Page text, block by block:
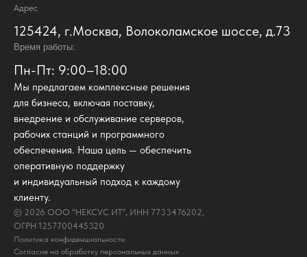
Адрес
125424, г.Москва, Волоколамское шоссе, д.73
Время работы:
Пн-Пт: 9:00–18:00
Мы предлагаем комплексные решения
для бизнеса, включая поставку,
внедрение и обслуживание серверов,
рабочих станций и программного
обеспечения. Наша цель — обеспечить
оперативную поддержку
и индивидуальный подход к каждому
клиенту.
© 2026 ООО “НЕКСУС ИТ”, ИНН 7733476202,
ОГРН 1257700445320
Политика конфиденциальности
Согласие на обработку персональных данных